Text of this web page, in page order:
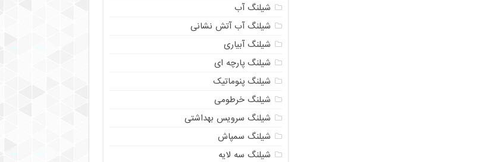
شیلنگ آب
شیلنگ آب آتش نشانی
شیلنگ آبیاری
شیلنگ پارچه ای
شیلنگ پنوماتیک
شیلنگ خرطومی
شیلنگ سرویس بهداشتی
شیلنگ سمپاش
شیلنگ سه لایه